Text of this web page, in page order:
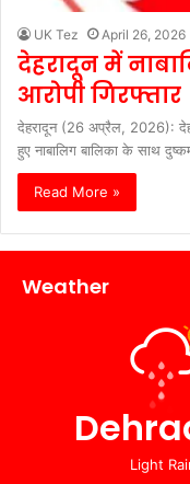
UK Tez April 26, 2026
देहरादून में
आरोपी गिरफ्तार
देहरादून (26 अप्रैल, 2026):
हुए नाबालिग बालिका के साथ
Read More »
Weather
Light